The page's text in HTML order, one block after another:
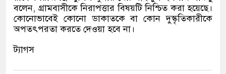
বলেন, গ্রামবাসীকে নিরাপত্তার বিষয়টি নিশ্চিত করা হয়েছে।
কোনোভাবেই কোনো ডাকাতকে বা কোন দুস্কৃতিকারীকে
অপতৎপরতা করতে দেওয়া হবে না।
ট্যাগস